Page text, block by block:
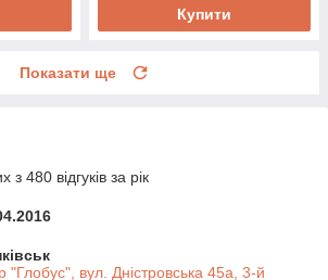
Купити
Показати ще
з 480 відгуків за рік
"Глобус", вул. Дністровська 45а, 3-й